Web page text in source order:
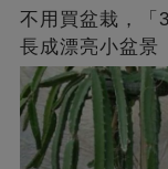
不用買盆栽，「
長成漂亮小盆景